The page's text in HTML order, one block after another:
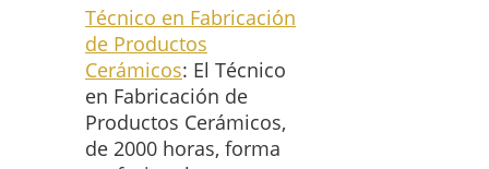
Técnico en Fabricación
de Productos
Cerámicos: El Técnico
en Fabricación de
Productos Cerámicos,
de 2000 horas, forma